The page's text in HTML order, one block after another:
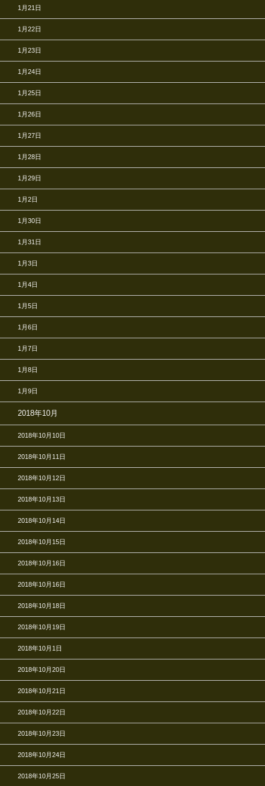
1月21日
1月22日
1月23日
1月24日
1月25日
1月26日
1月27日
1月28日
1月29日
1月2日
1月30日
1月31日
1月3日
1月4日
1月5日
1月6日
1月7日
1月8日
1月9日
2018年10月
2018年10月10日
2018年10月11日
2018年10月12日
2018年10月13日
2018年10月14日
2018年10月15日
2018年10月16日
2018年10月16日
2018年10月18日
2018年10月19日
2018年10月1日
2018年10月20日
2018年10月21日
2018年10月22日
2018年10月23日
2018年10月24日
2018年10月25日